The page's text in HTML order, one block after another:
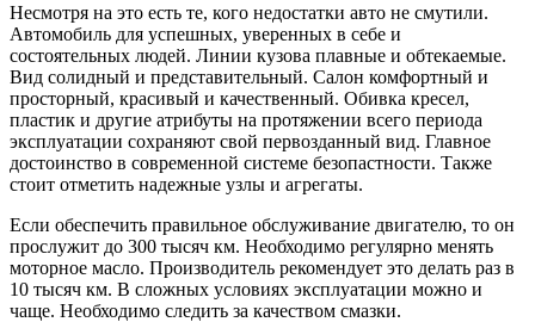
Несмотря на это есть те, кого недостатки авто не смутили.
Автомобиль для успешных, уверенных в себе и
состоятельных людей. Линии кузова плавные и обтекаемые.
Вид солидный и представительный. Салон комфортный и
просторный, красивый и качественный. Обивка кресел,
пластик и другие атрибуты на протяжении всего периода
эксплуатации сохраняют свой первозданный вид. Главное
достоинство в современной системе безопастности. Также
стоит отметить надежные узлы и агрегаты.
Если обеспечить правильное обслуживание двигателю, то он
прослужит до 300 тысяч км. Необходимо регулярно менять
моторное масло. Производитель рекомендует это делать раз в
10 тысяч км. В сложных условиях эксплуатации можно и
чаще. Необходимо следить за качеством смазки.